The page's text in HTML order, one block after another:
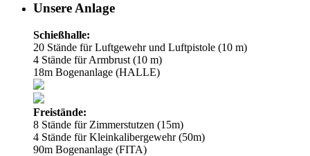
Unsere Anlage
Schießhalle:
20 Stände für Luftgewehr und Luftpistole (10 m)
4 Stände für Armbrust (10 m)
18m Bogenanlage (HALLE)
Freistände:
8 Stände für Zimmerstutzen (15m)
4 Stände für Kleinkalibergewehr (50m)
90m Bogenanlage (FITA)